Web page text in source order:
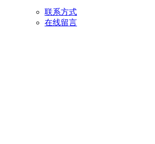
联系方式
在线留言